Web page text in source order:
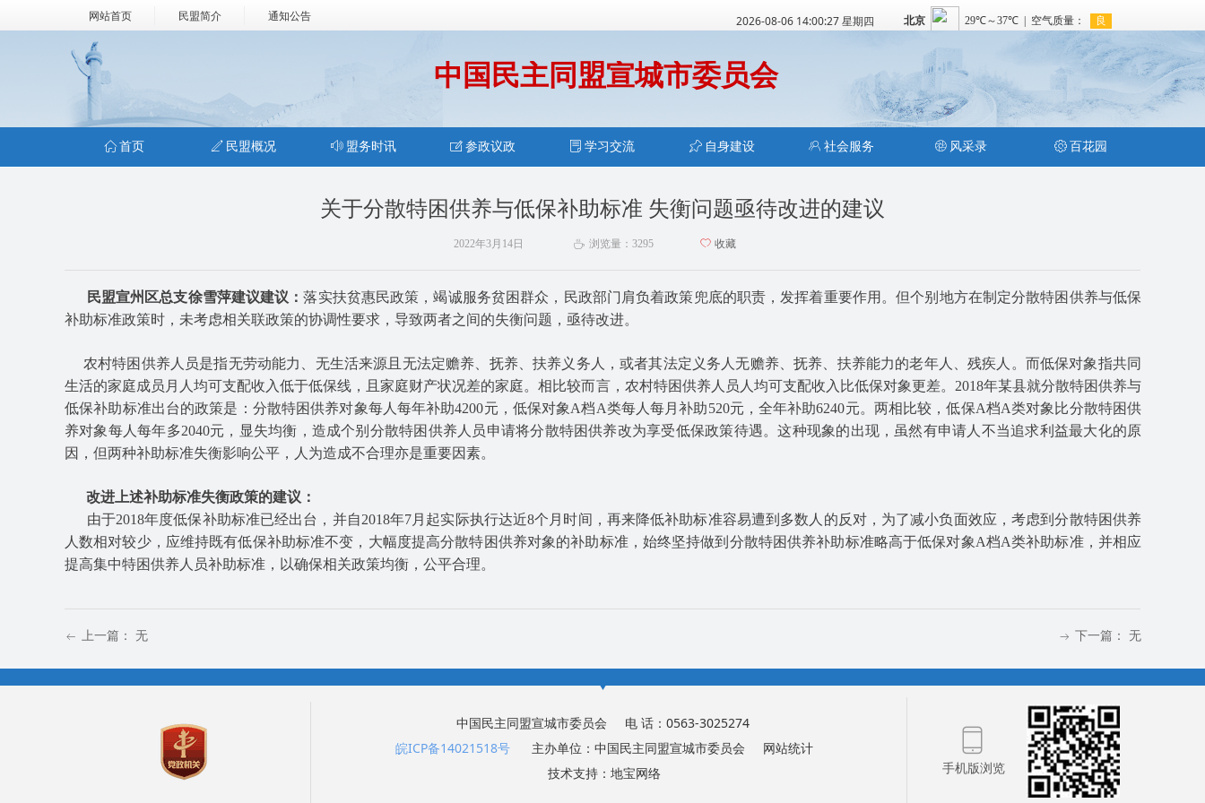
网站首页 民盟简介 通知公告 2026-08-06 14:00:27 星期四
中国民主同盟宣城市委员会
ꀇ 首页 ꄅ 民盟概况 ꂗ 盟务时讯 ꂐ 参政议政 ꂓ 学习交流 ꁑ 自身建设 ꁘ 社会服务 ꁵ 风采录 ꂉ 百花园
关于分散特困供养与低保补助标准 失衡问题亟待改进的建议
民盟宣州区总支徐雪萍建议建议：落实扶贫惠民政策，竭诚服务贫困群众，民政部门肩负着政策兜底的职责，发挥着重要作用。但个别地方在制定分散特困供养与低保
补助标准政策时，未考虑相关联政策的协调性要求，导致两者之间的失衡问题，亟待改进。
农村特困供养人员是指无劳动能力、无生活来源且无法定赡养、抚养、扶养义务人，或者其法定义务人无赡养、抚养、扶养能力的老年人、残疾人。而低保对象指共同
生活的家庭成员月人均可支配收入低于低保线，且家庭财产状况差的家庭。相比较而言，农村特困供养人员人均可支配收入比低保对象更差。2018年某县就分散特困供养与
低保补助标准出台的政策是：分散特困供养对象每人每年补助4200元，低保对象A档A类每人每月补助520元，全年补助6240元。两相比较，低保A档A类对象比分散特困供
养对象每人每年多2040元，显失均衡，造成个别分散特困供养人员申请将分散特困供养改为享受低保政策待遇。这种现象的出现，虽然有申请人不当追求利益最大化的原
因，但两种补助标准失衡影响公平，人为造成不合理亦是重要因素。
改进上述补助标准失衡政策的建议：
由于2018年度低保补助标准已经出台，并自2018年7月起实际执行达近8个月时间，再来降低补助标准容易遭到多数人的反对，为了减小负面效应，考虑到分散特困供养
人数相对较少，应维持既有低保补助标准不变，大幅度提高分散特困供养对象的补助标准，始终坚持做到分散特困供养补助标准略高于低保对象A档A类补助标准，并相应
提高集中特困供养人员补助标准，以确保相关政策均衡，公平合理。
2022年3月14日 ꄘ 浏览量： 3295 ꄀ 收藏
ꂃ 上一篇： 无 ꁹ 下一篇： 无
中国民主同盟宣城市委员会 电 话：0563-3025274
皖ICP备14021518号 主办单位：中国民主同盟宣城市委员会 网站统计
技术支持： 地宝网络
ꀆ
手机版浏览